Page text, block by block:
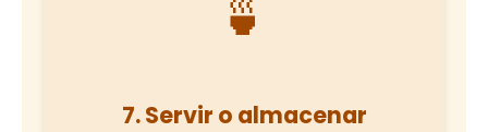
🍵
7. Servir o almacenar